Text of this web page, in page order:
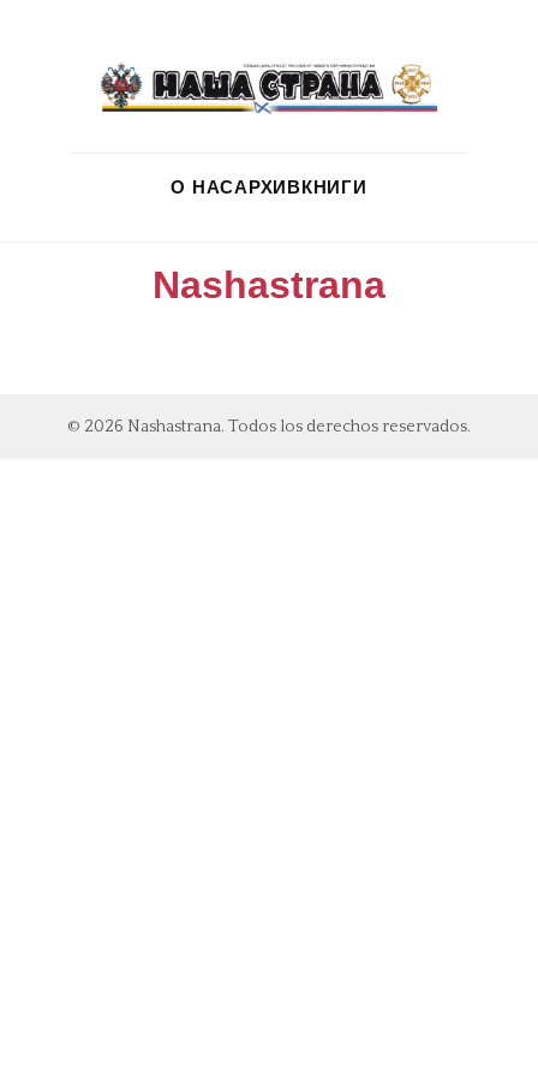
О НАСАРХИВКНИГИ
Nashastrana
© 2026 Nashastrana. Todos los derechos reservados.